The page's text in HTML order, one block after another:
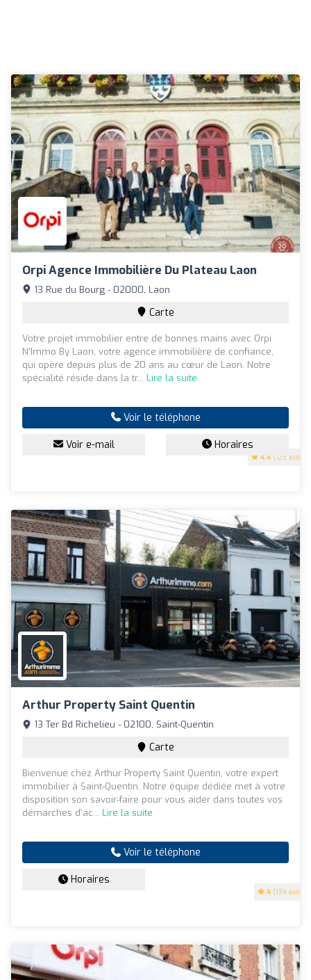
Orpi Agence Immobilière Du Plateau Laon
4.4 (123 avis)
13 Rue du Bourg - 02000, Laon
Carte
Votre projet immobilier entre de bonnes mains avec Orpi
N'Immo By Laon, votre agence immobilière de confiance,
qui opère depuis plus de 20 ans au cœur de Laon. Notre
spécialité réside dans la tr... Lire la suite
Voir le téléphone
Voir e-mail Horaires
Arthur Property Saint Quentin
4 (134 avis)
13 Ter Bd Richelieu - 02100, Saint-Quentin
Carte
Bienvenue chez Arthur Property Saint Quentin, votre expert
immobilier à Saint-Quentin. Notre équipe dédiée met à votre
disposition son savoir-faire pour vous aider dans toutes vos
démarches d'ac... Lire la suite
Voir le téléphone
Horaires